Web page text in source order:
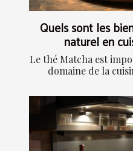
Quels sont les
naturel en
Le thé Matcha est
domaine de la